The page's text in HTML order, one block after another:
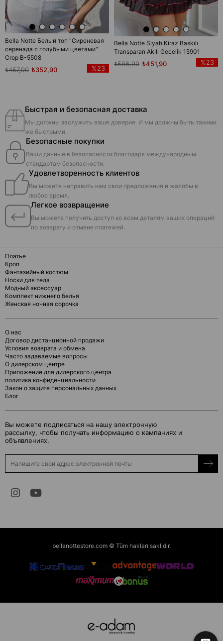
Bella Notte Белый топ "Сиреневая
серенада с голубыми цветами"
Crop B-5508
₺352,90
₺457,90 %23
Bella Notte Siyah Kiraz Baskılı
Transparan Akılı Gecelik 15901
₺451,90
₺586,90 %23
Быстрая и безопасная доставка
Мы должны заслужить ваше доверие. И мы должны быть такими
же быстрыми.
Безопасные покупки
Ваши данные в безопасности благодаря международным
стандартам безопасности.
Удовлетворенность клиентов
Вы можете направить нам свои предложения и жалобы в
любое время.
Легкое возвращение
Вы можете получить доступ ко всем деталям ваших операций
по возврату и отмене платежей.
Платье
Кроп
Фантазийный костюм
Носки для тела
Модный аксессуар
Комплект нижнего белья
Женская ночная сорочка
О нас
Договор дистанционной продажи
Условия возврата и обмена
Часто задаваемые вопросы
О дилерском центре
Приложение для дилерского центра
политика конфиденциальности
Закон о защите персональных данных
Блог
Вы можете подписаться на нашу электронную
рассылку, чтобы получать информацию о кампаниях и
объявлениях.
bellanottestore.com © Tüm hakları saklıdır.